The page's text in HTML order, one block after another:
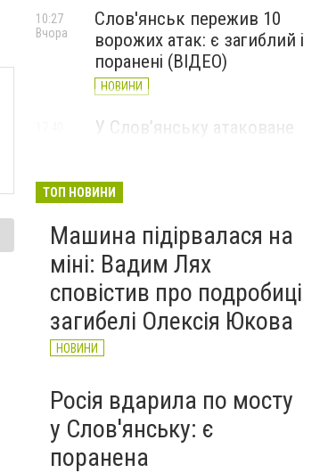
Слов'янськ пережив 10
ворожих атак: є загиблий і
поранені (ВІДЕО)
НОВИНИ
10:27
Вчора
У Слов’янську атаковане
НОВИНИ
ТОП НОВИНИ
Машина підірвалася на
міні: Вадим Лях
сповістив про подробиці
загибелі Олексія Юкова
НОВИНИ
Росія вдарила по мосту
у Слов'янську: є
поранена